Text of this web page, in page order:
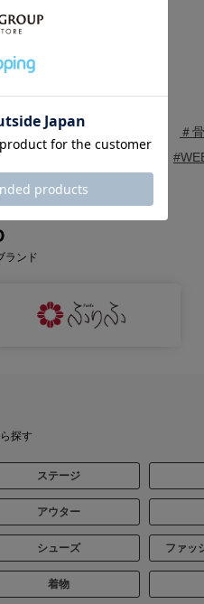
特集
ス ＃骨格ウェーブ ドレス
＃
袖
ードレス セール特集
ランド
探す
ステージ
アウター
シューズ ファッ
着物